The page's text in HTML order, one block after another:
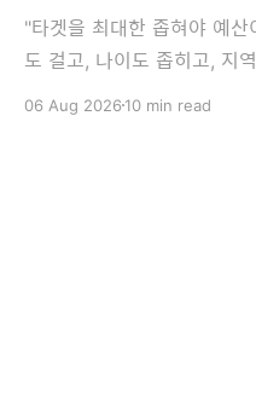
"타겟을 최대한 좁혀야 예
도 걸고, 나이도 좁히고, 지역도 나누고
스 마케팅의 정석이었습니
06 Aug 2026 10 min read